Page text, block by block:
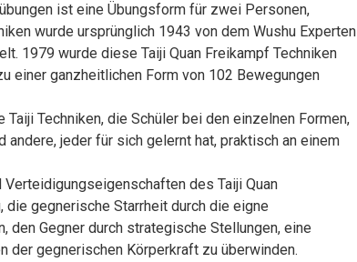
ist eine Übungsform für zwei Personen,
wurde ursprünglich 1943 von dem Wushu Experten
1979 wurde diese Taiji Quan Freikampf Techniken
einer ganzheitlichen Form von 102 Bewegungen
Techniken, die Schüler bei den einzelnen Formen,
jeder für sich gelernt hat, praktisch an einem
des Taiji Quan
gegnerische Starrheit durch die eigne
den Gegner durch strategische Stellungen, eine
der gegnerischen Körperkraft zu überwinden.